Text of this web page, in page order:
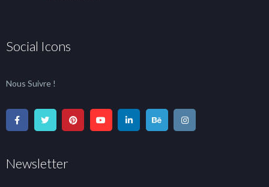
Social Icons
Nous Suivre !
Newsletter